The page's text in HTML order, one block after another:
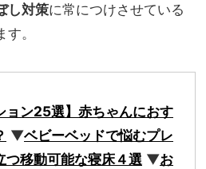
し対策に常につけさせている
す。
ョン25選】赤ちゃんにおす
▼ベビーベッドで悩むプレ
つ移動可能な寝床４選 ▼お